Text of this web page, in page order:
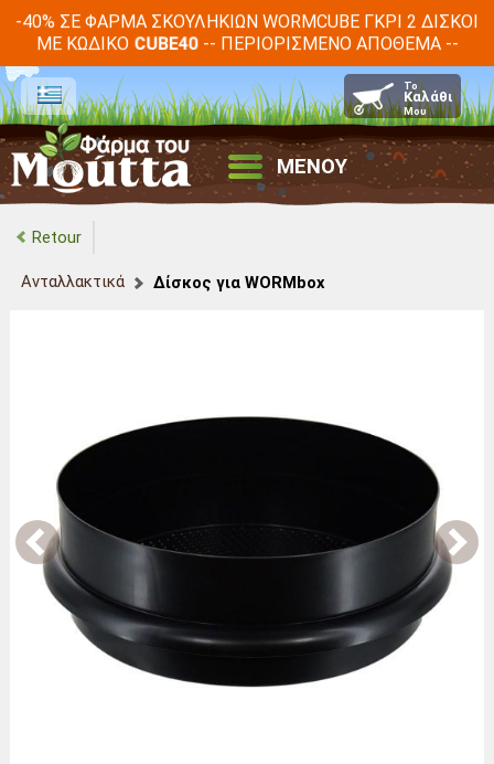
-40% ΣΕ ΦΆΡΜΑ ΣΚΟΥΛΗΚΙΏΝ WORMCUBE ΓΚΡΙ 2 ΔΊΣΚΟΙ
ΜΕ ΚΩΔΙΚΌ CUBE40-- ΠΕΡΙΟΡΙΣΜΈΝΟ ΑΠΌΘΕΜΑ --
ΜΕΝΟΥ
Retour
Ανταλλακτικά Δίσκος για WORMbox